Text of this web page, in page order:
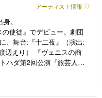
さん２」（26公開予定）、
」（25）、「グランメ
サシノ輪舞曲」（25）、
レビ小説「スカーレット」
アーティスト情報
。
使徒』でデビュー。劇団
、舞台:『十二夜』（演出:
辺えり） 『ヴェニスの商
ハダ第2回公演『旅芸人の
則）、NODA・MAP第26
樹）、『サンソンールイ16